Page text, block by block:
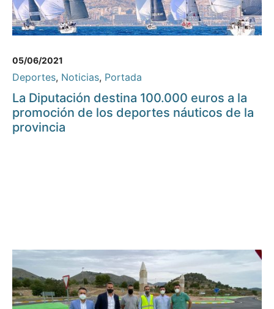
05/06/2021
Deportes, Noticias, Portada
La Diputación destina 100.000 euros a la
promoción de los deportes náuticos de la
provincia